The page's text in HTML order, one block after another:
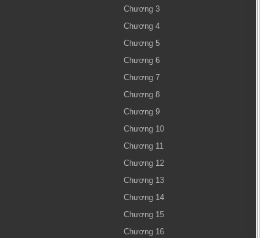
Chương 3
Chương 4
Chương 5
Chương 6
Chương 7
Chương 8
Chương 9
Chương 10
Chương 11
Chương 12
Chương 13
Chương 14
Chương 15
Chương 16